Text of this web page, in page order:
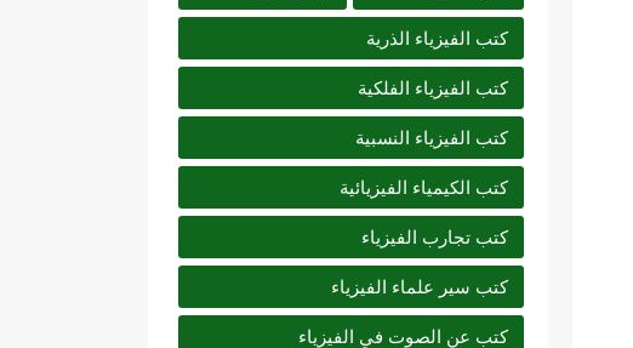
كتب الفيزياء الذرية
كتب الفيزياء الفلكية
كتب الفيزياء النسبية
كتب الكيمياء الفيزيائية
كتب تجارب الفيزياء
كتب سير علماء الفيزياء
كتب عن الصوت في الفيزياء